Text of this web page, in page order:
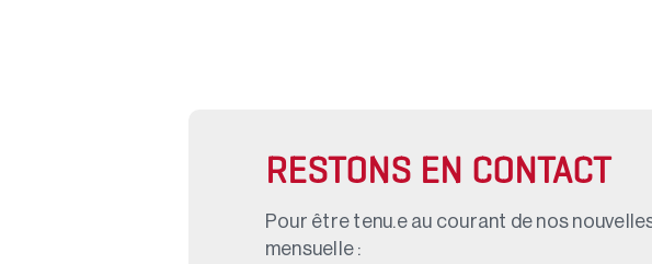
RESTONS EN CONTACT
Pour être tenu.e au courant de nos
mensuelle :